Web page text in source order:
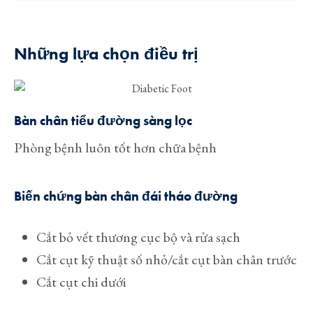
Những lựa chọn điều trị
Bàn chân tiểu đườngsàng lọc
Phòng bệnh luôn tốt hơn chữa bệnh
Biến chứng bàn chân đái tháo đường
Cắt bỏ vết thương cục bộ và rửa sạch
Cắt cụt kỹ thuật số nhỏ/cắt cụt bàn chân trước
Cắt cụt chi dưới